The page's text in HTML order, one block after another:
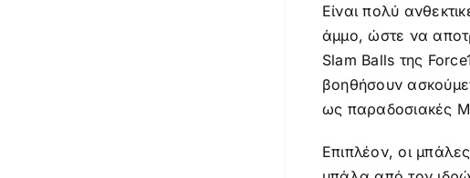
Είναι πολύ
άμμο, ώστε να
Slam Balls της
βοηθήσουν
ως παραδοσιακές
Επιπλέον, οι